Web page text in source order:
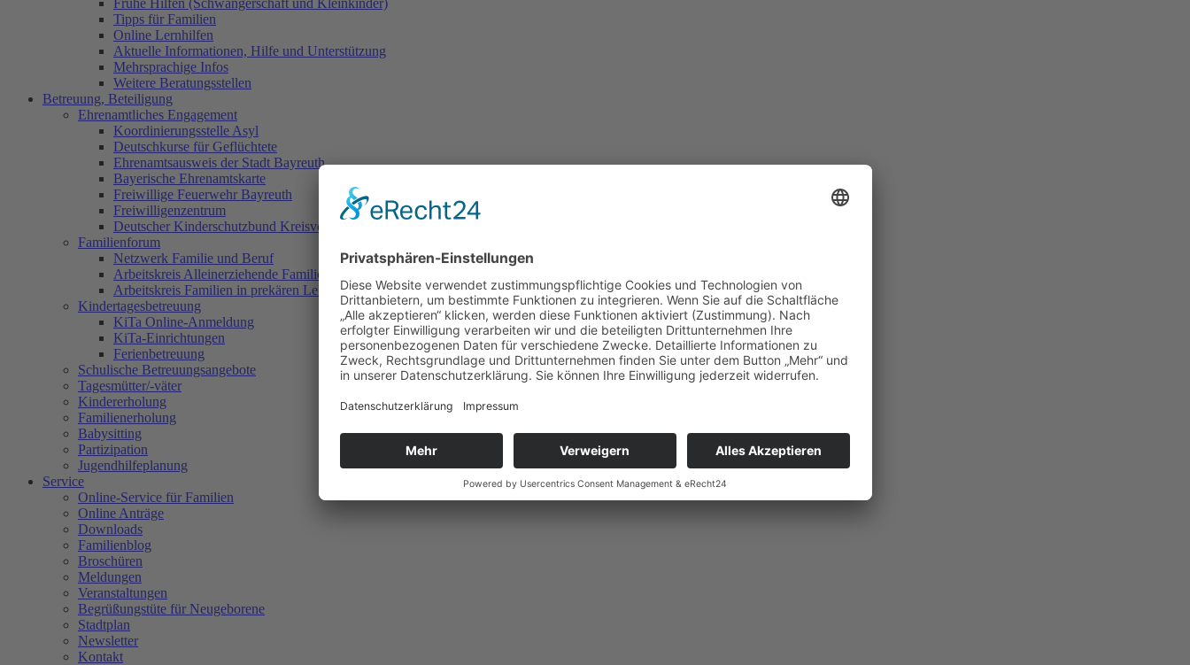
Frühe Hilfen (Schwangerschaft und Kleinkinder)
Tipps für Familien
Online Lernhilfen
Aktuelle Informationen, Hilfe und Unterstützung
Mehrsprachige Infos
Weitere Beratungsstellen
Betreuung, Beteiligung
Ehrenamtliches Engagement
Koordinierungsstelle Asyl
Deutschkurse für Geflüchtete
Ehrenamtsausweis der Stadt Bayreuth
Bayerische Ehrenamtskarte
Freiwillige Feuerwehr Bayreuth
Freiwilligenzentrum
Deutscher Kinderschutzbund Kreisverband Bayreuth e.V.
Familienforum
Netzwerk Familie und Beruf
Arbeitskreis Alleinerziehende Familien
Arbeitskreis Familien in prekären Lebenslagen
Kindertagesbetreuung
KiTa Online-Anmeldung
KiTa-Einrichtungen
Ferienbetreuung
Schulische Betreuungsangebote
Tagesmütter/-väter
Kindererholung
Familienerholung
Babysitting
Partizipation
Jugendhilfeplanung
Service
Online-Service für Familien
Online Anträge
Downloads
Familienblog
Broschüren
Meldungen
Veranstaltungen
Begrüßungstüte für Neugeborene
Stadtplan
Newsletter
Kontakt